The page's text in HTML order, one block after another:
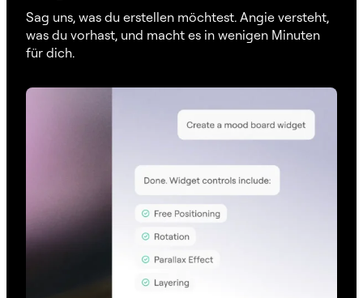
Sag uns, was du erstellen möchtest. Angie versteht,
was du vorhast, und macht es in wenigen Minuten
für dich.